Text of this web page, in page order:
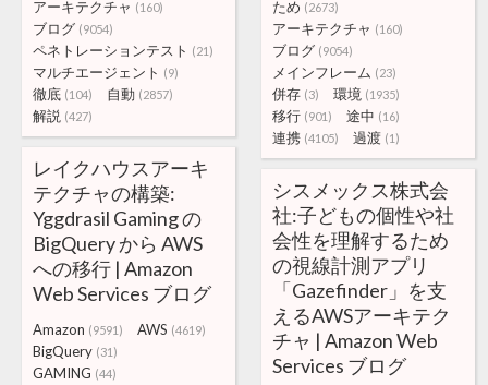
アーキテクチャ (160)
ブログ (9054)
ペネトレーションテスト (21)
マルチエージェント (9)
徹底 (104) 自動 (2857)
解説 (427)
ため (2673)
アーキテクチャ (160)
ブログ (9054)
メインフレーム (23)
併存 (3) 環境 (1935)
移行 (901) 途中 (16)
連携 (4105) 過渡 (1)
レイクハウスアーキ
テクチャの構築:
Yggdrasil Gaming の
BigQuery から AWS
への移行 | Amazon
Web Services ブログ
Amazon (9591) AWS (4619)
BigQuery (31)
GAMING (44)
シスメックス株式会
社:子どもの個性や社
会性を理解するため
の視線計測アプリ
「Gazefinder」を支
えるAWSアーキテク
チャ | Amazon Web
Services ブログ